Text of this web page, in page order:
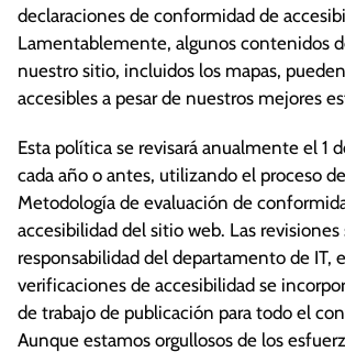
declaraciones de conformidad de
Lamentablemente, algunos contenidos
nuestro sitio, incluidos los mapas,
accesibles a pesar de nuestros mejores
Esta política se revisará anualmente el 1
cada año o antes, utilizando el proceso
Metodología de evaluación de
accesibilidad del sitio web. Las revisiones
responsabilidad del departamento de IT,
verificaciones de accesibilidad se
de trabajo de publicación para todo el
Aunque estamos orgullosos de los